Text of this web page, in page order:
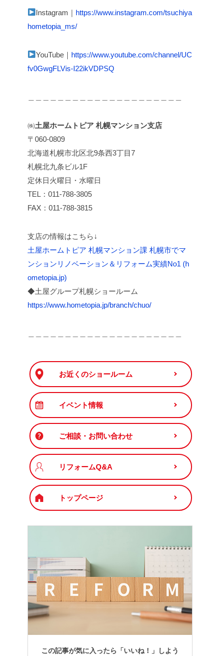
Instagram｜ https://www.instagram.com/tsuchiya
hometopia_ms/
YouTube｜ https://www.youtube.com/channel/UC
fv0GwgFLVis-I22ikVDPSQ
㈱⼟屋ホームトピア 札幌マンション支店
〒060-0809
北海道札幌市北区北9条西3丁目7
札幌北九条ビル1F
定休日火曜日・水曜日
TEL：011-788-3805
FAX：011-788-3815
支店の情報はこちら↓
⼟屋ホームトピア 札幌マンション課 札幌市でマ
ンションリノベーション＆リフォーム実績No1 (h
ometopia.jp)
◆土屋グループ札幌ショールーム
https://www.hometopia.jp/branch/chuo/
お近くのショールーム
イベント情報
ご相談・お問い合わせ
リフォームQ&A
トップページ
この記事が気に入ったら「いいね！」しよう